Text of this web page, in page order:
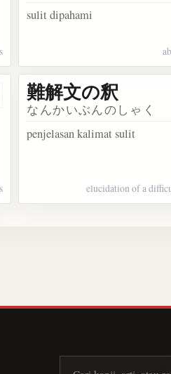
sulit dipahami
難民帰還
難解文の釈
なんかいぶんのしゃく
penjelasan kalimat sulit
elucidation of a